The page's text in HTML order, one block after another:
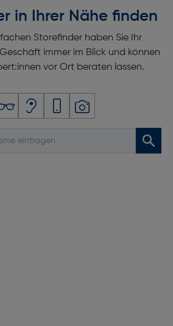
in Ihrer Nähe finden
Storefinder haben Sie Ihr
immer im Blick und können
vor Ort beraten lassen.